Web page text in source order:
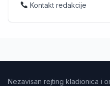
Kontakt redakcije
Nezavisan rejting kladionica i